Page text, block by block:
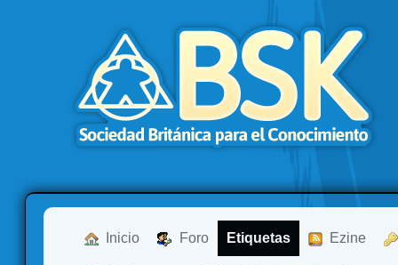
Inicio Foro Etiquetas Ezine